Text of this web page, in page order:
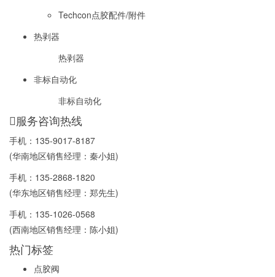
Techcon点胶配件/附件
热剥器
热剥器
非标自动化
非标自动化
服务咨询热线
手机： 135-9017-8187
(华南地区销售经理：秦小姐)
手机： 135-2868-1820
(华东地区销售经理：郑先生)
手机： 135-1026-0568
(西南地区销售经理：陈小姐)
热门标签
点胶阀